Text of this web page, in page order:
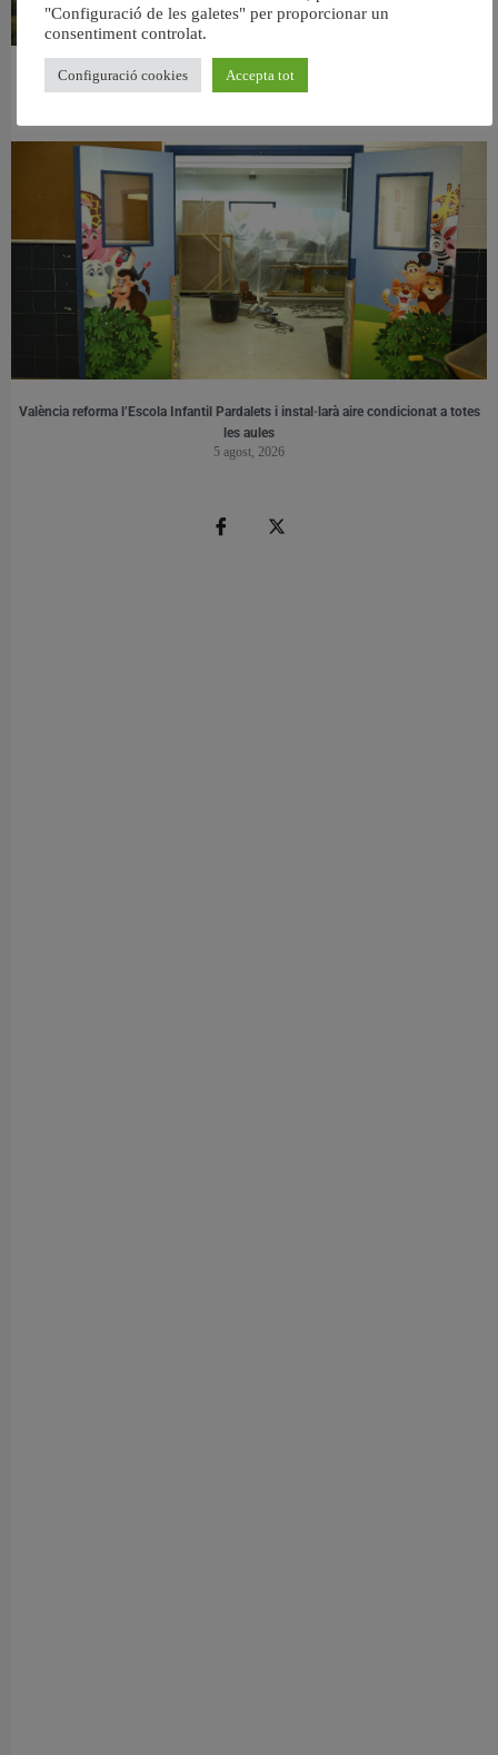
València retira prop de 15.000 litres de residus de la Devesa durant el mes de
València reforma l’Escola Infantil Pardalets i instal·larà aire condicionat a totes
les aules
5 agost, 2026
"Configuració de les galetes" per proporcionar un
consentiment controlat.
Configuració cookies Accepta tot